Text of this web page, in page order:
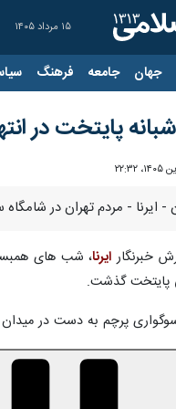
۱۵ مرداد ۱۴۰۵
جهان جامعه فرهنگ
شبانه پایتخت در
تهران در شامگاه سرد ۱۲ فروردین باز هم با نفس‌های گرم و اراده شکست ناپذیر خود خیابان‌ها و میادین پایتخت را به صحنه‌ای
خبرنگار ایرنا، شب های
پایتخت گذشت.
پرچم به دست در میدان